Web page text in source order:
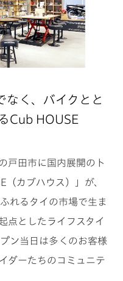
なく、バイクとと
Cub HOUSE
田市に国内展開のト
（カブハウス）」が、
れるタイの市場で生ま
点としたライフスタイ
ン当日は多くのお客様
ダーたちのコミュニテ